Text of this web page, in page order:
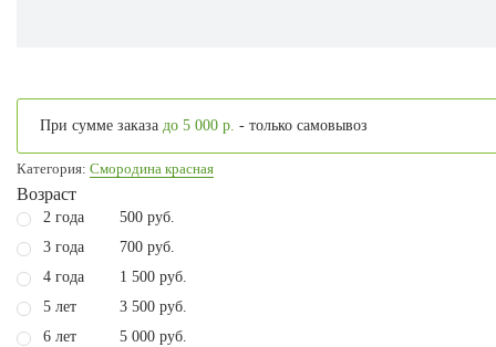
При сумме заказа до 5 000 р. - только самовывоз
Категория: Смородина красная
Возраст
2 года
500 руб.
3 года
700 руб.
4 года
1 500 руб.
5 лет
3 500 руб.
6 лет
5 000 руб.